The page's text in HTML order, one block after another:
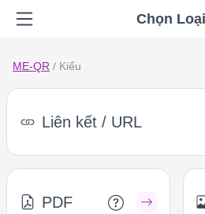
Chọn Loại
ME-QR / Kiểu
Liên kết / URL
PDF